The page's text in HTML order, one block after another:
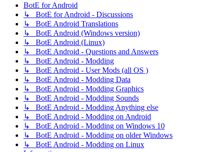
BotE for Android
↳ BotE for Android - Discussions
↳ BotE Android Translations
↳ BotE Android (Windows version)
↳ BotE Android (Linux)
↳ BotE Android - Questions and Answers
↳ BotE Android - Modding
↳ BotE Android - User Mods (all OS )
↳ BotE Android - Modding Data
↳ BotE Android - Modding Graphics
↳ BotE Android - Modding Sounds
↳ BotE Android - Modding Anything else
↳ BotE Android - Modding on Android
↳ BotE Android - Modding on Windows 10
↳ BotE Android - Modding on older Windows
↳ BotE Android - Modding on Linux